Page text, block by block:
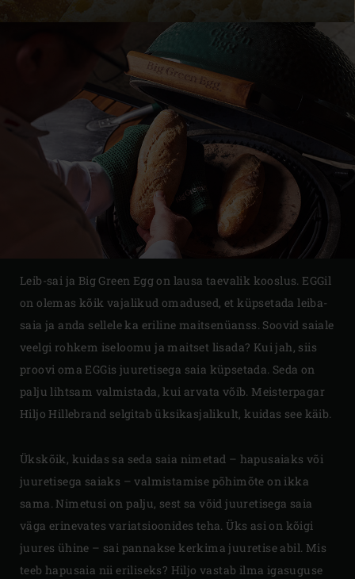
Leib-sai ja Big Green Egg on lausa taevalik kooslus. EGGil
on olemas kõik vajalikud omadused, et küpsetada leiba-
saia ja anda sellele ka eriline maitsenüanss. Soovid saiale
veelgi rohkem iseloomu ja maitset lisada? Kui jah, siis
proovi oma EGGis juuretisega saia küpsetada. Seda on
palju lihtsam valmistada, kui arvata võib. Meisterpagar
Hiljo Hillebrand selgitab üksikasjalikult, kuidas see käib.
Ükskõik, kuidas sa seda saia nimetad – hapusaiaks või
juuretisega saiaks – valmistamise põhimõte on ikka
sama. Nimetusi on palju, sest sa võid juuretisega saia
väga erinevates variatsioonides teha. Üks asi on kõigi
juures ühine – sai pannakse kerkima juuretise abil. Mis
teeb hapusaia nii eriliseks? Hiljo vastab ilma igasuguse